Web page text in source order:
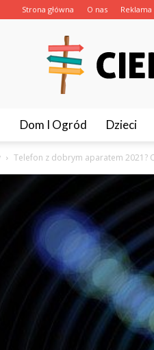
Strona główna O nas Reklama
Dom I Ogród Dzieci
Telefon z dobrym aparatem 2021?